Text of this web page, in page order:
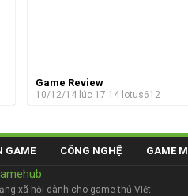
Game Review
10/12/14 lúc 17:14 lotus612
GAME CÔNG NGHỆ GAME
xã hội dành cho game thủ Việt.